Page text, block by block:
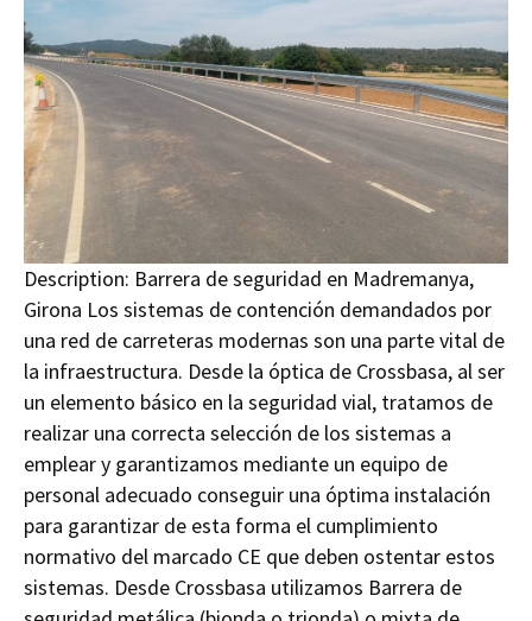
Description: Barrera de seguridad en Madremanya,
Girona Los sistemas de contención demandados por
una red de carreteras modernas son una parte vital de
la infraestructura. Desde la óptica de Crossbasa, al ser
un elemento básico en la seguridad vial, tratamos de
realizar una correcta selección de los sistemas a
emplear y garantizamos mediante un equipo de
personal adecuado conseguir una óptima instalación
para garantizar de esta forma el cumplimiento
normativo del marcado CE que deben ostentar estos
sistemas. Desde Crossbasa utilizamos Barrera de